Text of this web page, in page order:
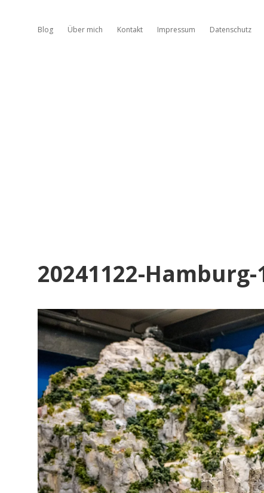
Blog Über mich Kontakt Impressum Datenschutz
20241122-Hamburg-